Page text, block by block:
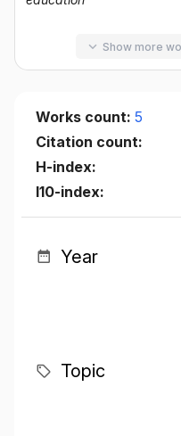
Show more
Works count: 5
Citation count:
H-index:
I10-index:
Year
Topic